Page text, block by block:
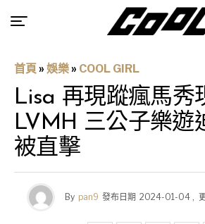
首頁 » 娛樂 » COOL GIRL
Lisa 再現蹤瘋馬秀
LVMH 三公子樂遊
被直擊
By pan9 發布日期 2024-01-04 ,